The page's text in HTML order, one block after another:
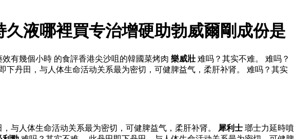
液哪裡買专治增硬助勃威爾剛成份是
效有幾個小時 的食評香港尖沙咀的韓國菜烤肉 樂威壯 难吗？其实不难。 难吗？
下丹田，与人体生命活动关系最为密切，可健脾益气，柔肝补肾。 难吗？其实
与人体生命活动关系最为密切，可健脾益气，柔肝补肾。 犀利士 瑯士力延時噴